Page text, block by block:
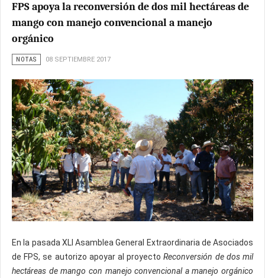
FPS apoya la reconversión de dos mil hectáreas de
mango con manejo convencional a manejo
orgánico
NOTAS 08 SEPTIEMBRE 2017
En la pasada XLI Asamblea General Extraordinaria de Asociados
de FPS, se autorizo apoyar al proyectoReconversión de dos mil
hectáreas de mango con manejo convencional a manejo orgánico